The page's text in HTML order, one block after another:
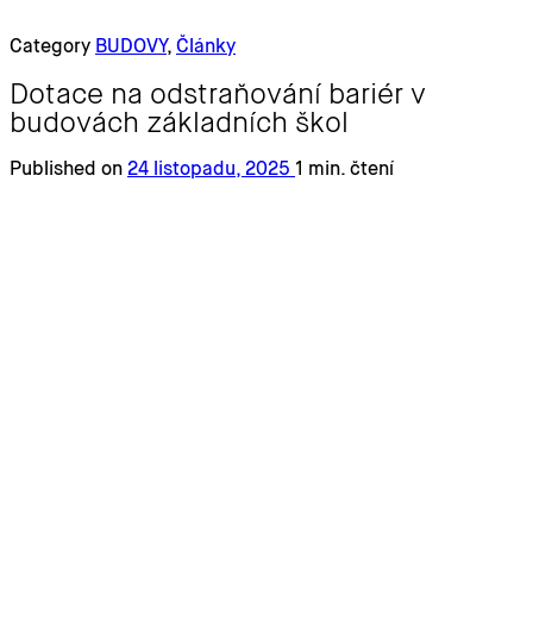
Category BUDOVY, Články
Dotace na odstraňování bariér v
budovách základních škol
Published on 24 listopadu, 2025 1 min. čtení